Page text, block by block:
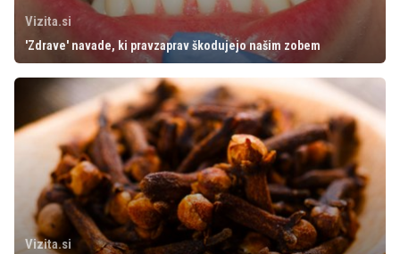
Vizita.si
'Zdrave' navade, ki pravzaprav škodujejo našim zobem
Vizita.si